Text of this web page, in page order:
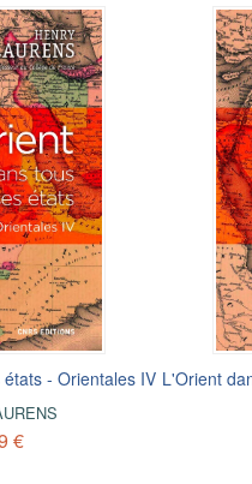
- Orientales IV
€
L'Orient